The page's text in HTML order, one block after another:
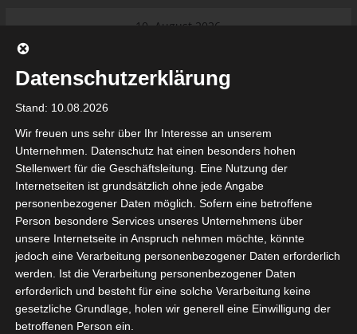
10. August 2026
beginnt am 22. und 23. August
2026 (Update)
Meisterschaft an
Ligue 1 Pro: Spielplan der ersten 15
Spieltage der Saison 2026/2027
Ligue 2 Pro Tunesien 2026/2027 –
Saison beginnt am am 19./20.
September 2026
Internationaler Sportgerichtshof
lehnt Eilverfahren ab – AS Soliman
steuert auf die Ligue 2 zu
tunesienfussball.de
Tunesien Ligafußball
von Google Adsense (Google Ireland Limited, Gordon House, Barrow
Ireland) benötigen wir laut DSGVO Ihre Zustimmung. Es werden seitens
Daten erhoben, verarbeitet und gespeichert. Welche Daten genau
bitte den Datenschutzbedingungen.
Datenschutzerklärung
Stand: 10.08.2026
Wir freuen uns sehr über Ihr Interesse an unserem
Unternehmen. Datenschutz hat einen besonders hohen
Stellenwert für die Geschäftsleitung. Eine Nutzung der
Internetseiten ist grundsätzlich ohne jede Angabe
personenbezogener Daten möglich. Sofern eine betroffene
Person besondere Services unseres Unternehmens über
unsere Internetseite in Anspruch nehmen möchte, könnte
jedoch eine Verarbeitung personenbezogener Daten erforderlich
werden. Ist die Verarbeitung personenbezogener Daten
erforderlich und besteht für eine solche Verarbeitung keine
gesetzliche Grundlage, holen wir generell eine Einwilligung der
betroffenen Person ein.